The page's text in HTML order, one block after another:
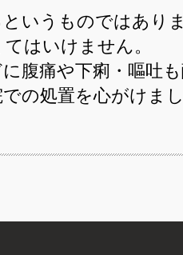
いうものではあり
はいけません。
腹痛や下痢・嘔吐
の処置を心がけま